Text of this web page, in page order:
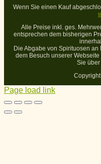
Wenn Sie einen Kauf
Alle Preise inkl. ges.
entsprechen dem bisherigen
Die Abgabe von Spirituosen
dem Besuch unserer
Sie
Page load link